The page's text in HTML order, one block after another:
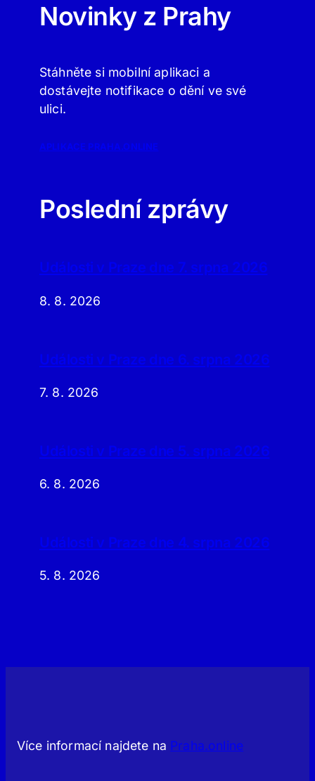
Novinky z Prahy
Stáhněte si mobilní aplikaci a
dostávejte notifikace o dění ve své
ulici.
APLIKACE PRAHA.ONLINE
Poslední zprávy
Události v Praze dne 7. srpna 2026
8. 8. 2026
Události v Praze dne 6. srpna 2026
7. 8. 2026
Události v Praze dne 5. srpna 2026
6. 8. 2026
Události v Praze dne 4. srpna 2026
5. 8. 2026
Více informací najdete na Praha.online